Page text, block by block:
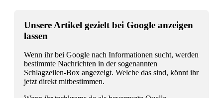
Unsere Artikel gezielt bei Google anzeigen
lassen
Wenn ihr bei Google nach Informationen sucht, werden
bestimmte Nachrichten in der sogenannten
Schlagzeilen-Box angezeigt. Welche das sind, könnt ihr
jetzt direkt mitbestimmen.